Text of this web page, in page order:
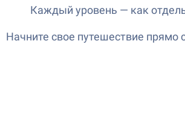
Каждый уровень — как
Начните свое путешествие прямо